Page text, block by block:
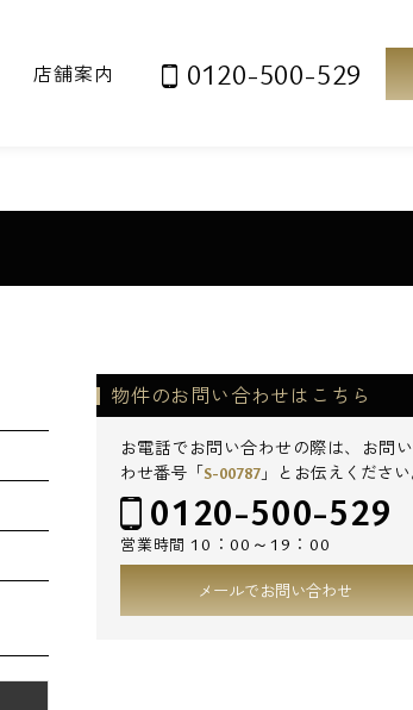
店舗案内 0120-500-529
物件のお問い合わせはこちら
お電話でお問い合わせの際は、お問
わせ番号「S-00787 」とお伝えください
0120-500-529
営業時間 10：00～19：00
メールでお問い合わせ